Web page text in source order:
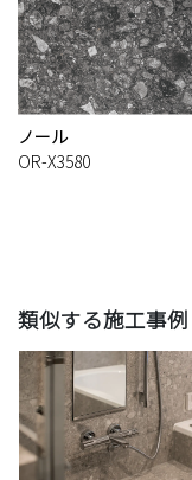
ノール
OR-X3580
類似する施工事例